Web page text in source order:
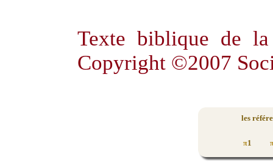
Texte biblique de
Copyright ©2007
les
π1